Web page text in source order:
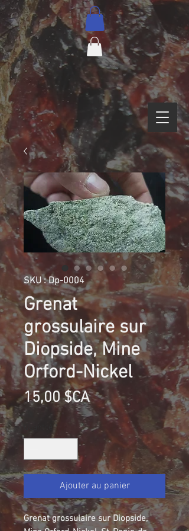
SKU : Dp-0004
Grenat
grossulaire sur
Diopside, Mine
Orford-Nickel
15,00 $CAPrix
*
Ajouter au panier
Grenat grossulaire sur Diopside,